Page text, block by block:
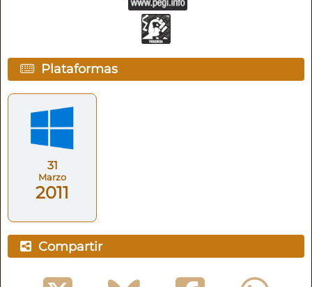
Plataformas
31
Marzo
2011
Compartir